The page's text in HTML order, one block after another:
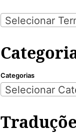
Selecionar
Categorias
Selecionar